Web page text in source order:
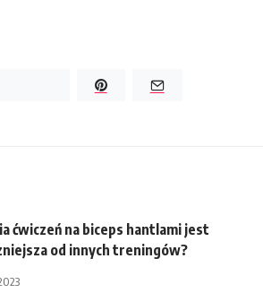
ćwiczeń na biceps hantlami jest
od innych treningów?